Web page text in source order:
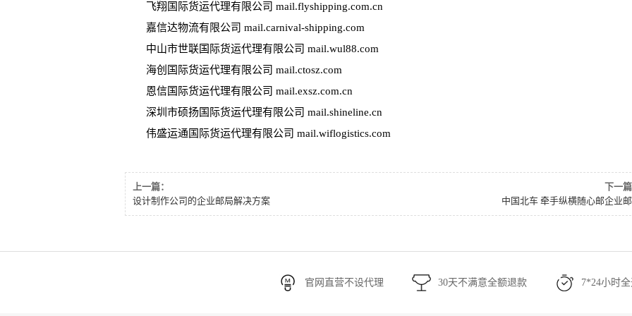
飞翔国际货运代理有限公司 mail.flyshipping.com.cn
嘉信达物流有限公司 mail.carnival-shipping.com
中山市世联国际货运代理有限公司 mail.wul88.com
海创国际货运代理有限公司 mail.ctosz.com
恩信国际货运代理有限公司 mail.exsz.com.cn
深圳市硕扬国际货运代理有限公司 mail.shineline.cn
伟盛运通国际货运代理有限公司 mail.wiflogistics.com
上一篇：
设计制作公司的企业邮局解决方案
下一篇
中国北车 牵手纵横随心邮企业
官网直营不设代理 30天不满意全额退款 7*24小时